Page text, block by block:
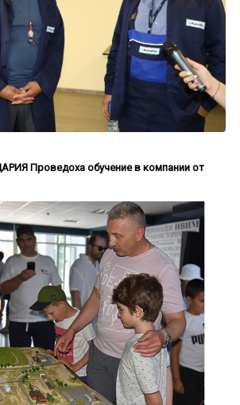
Проведоха обучение в компании от